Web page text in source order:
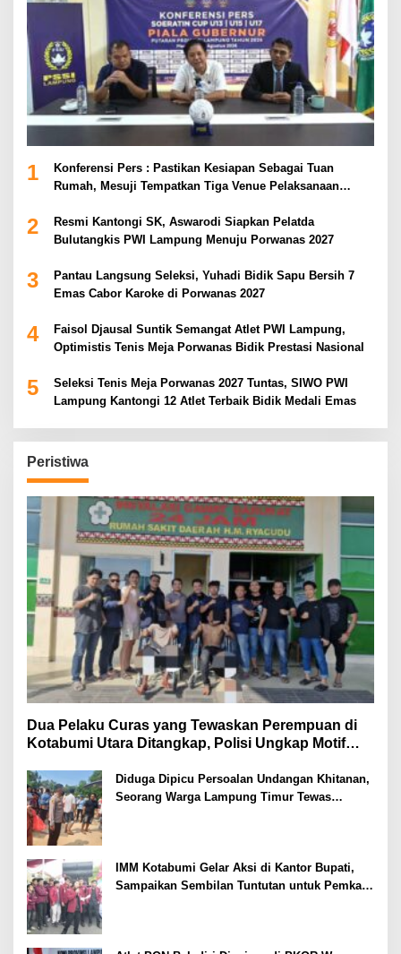
1
Konferensi Pers : Pastikan Kesiapan Sebagai Tuan
Rumah, Mesuji Tempatkan Tiga Venue Pelaksanaan
2
Resmi Kantongi SK, Aswarodi Siapkan Pelatda
Bulutangkis PWI Lampung Menuju Porwanas 2027
3
Pantau Langsung Seleksi, Yuhadi Bidik Sapu Bersih 7
Emas Cabor Karoke di Porwanas 2027
4
Faisol Djausal Suntik Semangat Atlet PWI Lampung,
Optimistis Tenis Meja Porwanas Bidik Prestasi Nasional
5
Seleksi Tenis Meja Porwanas 2027 Tuntas, SIWO PWI
Lampung Kantongi 12 Atlet Terbaik Bidik Medali Emas
Peristiwa
Dua Pelaku Curas yang Tewaskan Perempuan di
Kotabumi Utara Ditangkap, Polisi Ungkap Motif
Diduga Dipicu Persoalan Undangan Khitanan,
Seorang Warga Lampung Timur Tewas
IMM Kotabumi Gelar Aksi di Kantor Bupati,
Sampaikan Sembilan Tuntutan untuk Pemkab